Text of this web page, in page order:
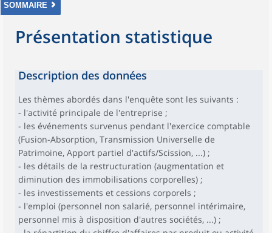
SOMMAIRE
Présentation statistique
Description des données
Les thèmes abordés dans l'enquête sont les suivants :
- l'activité principale de l'entreprise ;
- les événements survenus pendant l'exercice comptable
(Fusion-Absorption, Transmission Universelle de
Patrimoine, Apport partiel d'actifs/Scission, ...) ;
- les détails de la restructuration (augmentation et
diminution des immobilisations corporelles) ;
- les investissements et cessions corporels ;
- l'emploi (personnel non salarié, personnel intérimaire,
personnel mis à disposition d'autres sociétés, ...) ;